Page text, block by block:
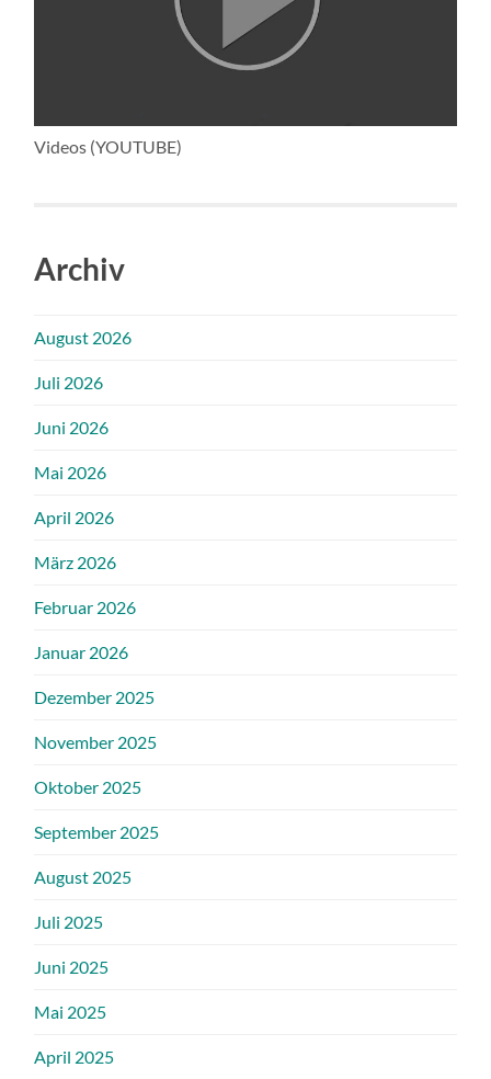
Videos (YOUTUBE)
Archiv
August 2026
Juli 2026
Juni 2026
Mai 2026
April 2026
März 2026
Februar 2026
Januar 2026
Dezember 2025
November 2025
Oktober 2025
September 2025
August 2025
Juli 2025
Juni 2025
Mai 2025
April 2025